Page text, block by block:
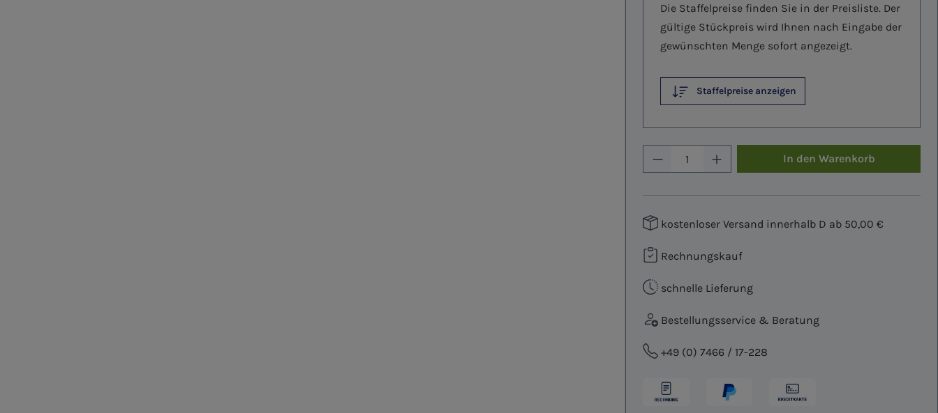
Die Staffelpreise finden Sie in der Preisliste. Der
gültige Stückpreis wird Ihnen nach Eingabe der
gewünschten Menge sofort angezeigt.
Staffelpreise anzeigen
Produkt Anzahl: Gib den
In den Warenkorb
kostenloser Versand innerhalb D ab 50,00 €
Rechnungskauf
schnelle Lieferung
Bestellungsservice & Beratung
+49 (0) 7466 / 17-228